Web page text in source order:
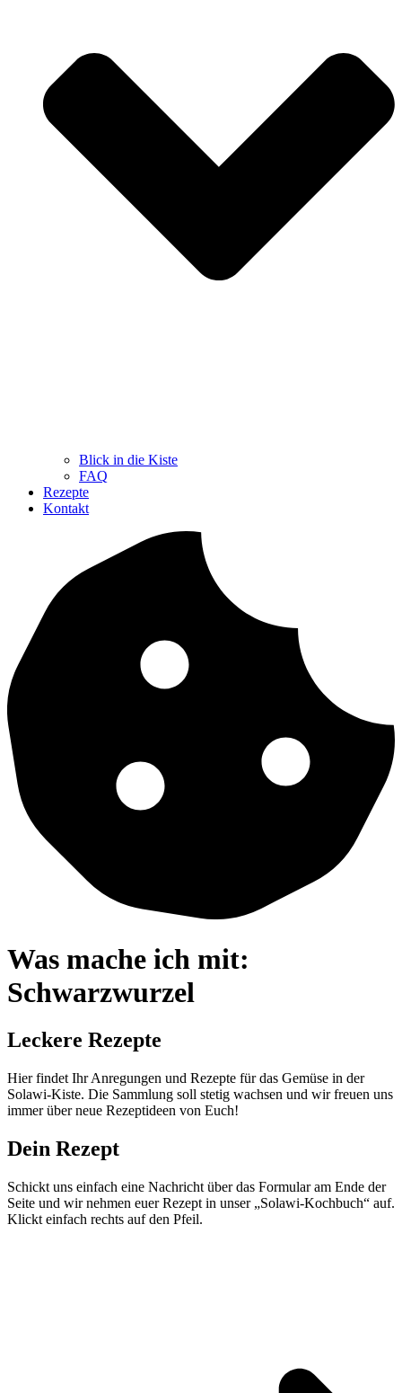
Blick in die Kiste
FAQ
Rezepte
Kontakt
Was mache ich mit:
Schwarzwurzel
Leckere Rezepte
Hier findet Ihr Anregungen und Rezepte für das Gemüse in der
Solawi-Kiste. Die Sammlung soll stetig wachsen und wir freuen uns
immer über neue Rezeptideen von Euch!
Dein Rezept
Schickt uns einfach eine Nachricht über das Formular am Ende der
Seite und wir nehmen euer Rezept in unser „Solawi-Kochbuch“ auf.
Klickt einfach rechts auf den Pfeil.